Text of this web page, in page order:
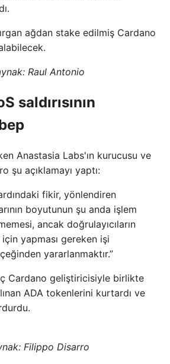
ağdan stake edilmiş Cardano
Raul Antonio
saldırısının
Anastasia Labs'ın kurucusu ve
şu açıklamayı yaptı:
ardındaki fikir, yönlendiren
boyutunun şu anda işlem
ancak doğrulayıcıların
yapması gereken işi
yararlanmaktır.”
Cardano geliştiricisiyle birlikte
ADA tokenlerini kurtardı ve
Filippo Disarro